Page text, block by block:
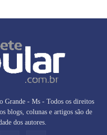
Grande - Ms - Todos os direitos
blogs, colunas e artigos são de
dos autores.